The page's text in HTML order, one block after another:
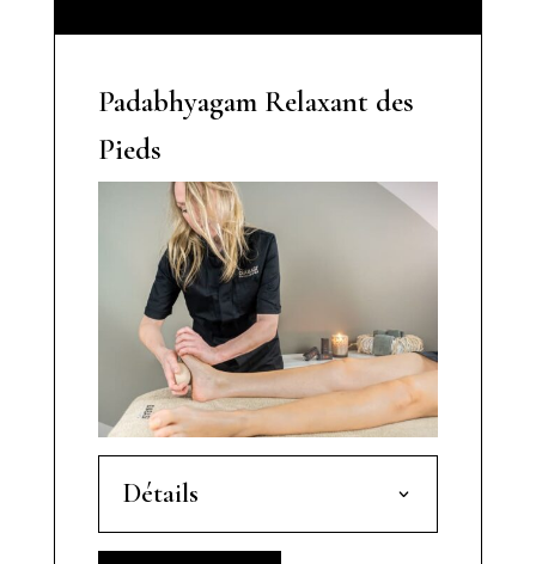
Padabhyagam Relaxant des
Pieds
Détails